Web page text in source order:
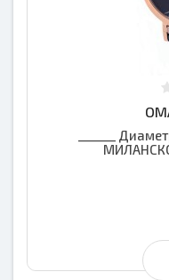
______